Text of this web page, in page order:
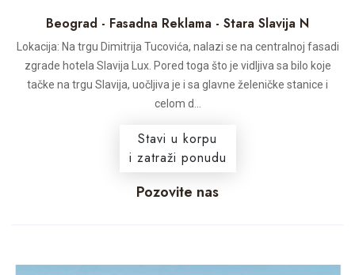
Beograd - Fasadna Reklama - Stara Slavija N
Lokacija: Na trgu Dimitrija Tucovića, nalazi se na centralnoj fasadi
zgrade hotela Slavija Lux. Pored toga što je vidljiva sa bilo koje
tačke na trgu Slavija, uočljiva je i sa glavne želeničke stanice i
celom d...
Stavi u korpu
i zatraži ponudu
Pozovite nas